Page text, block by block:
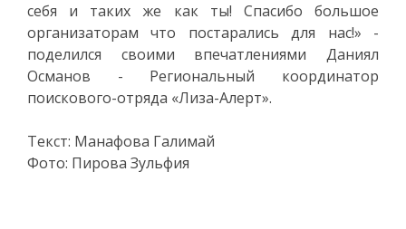
себя и таких же как ты! Спасибо большое
организаторам что постарались для нас!» -
поделился своими впечатлениями Даниял
Османов - Региональный координатор
поискового-отряда «Лиза-Алерт».
Текст: Манафова Галимай
Фото: Пирова Зульфия